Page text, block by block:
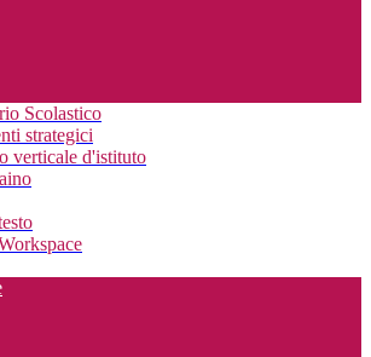
Scolastico
strategici
verticale d'istituto